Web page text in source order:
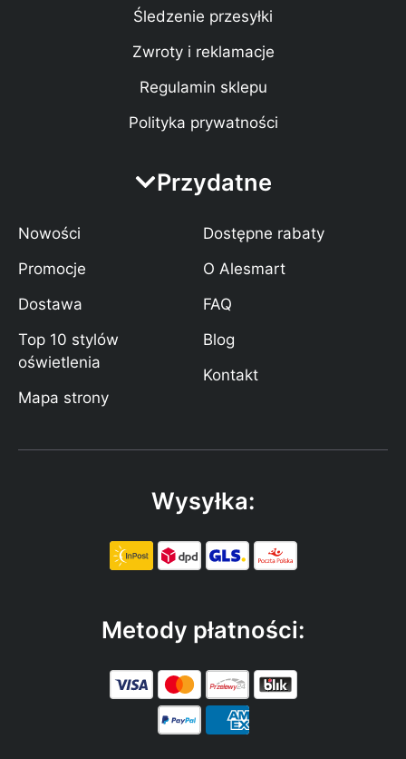
Śledzenie przesyłki
Zwroty i reklamacje
Regulamin sklepu
Polityka prywatności
Przydatne
Nowości
Promocje
Dostawa
Top 10 stylów
oświetlenia
Mapa strony
Dostępne rabaty
O Alesmart
FAQ
Blog
Kontakt
Wysyłka:
Metody płatności: